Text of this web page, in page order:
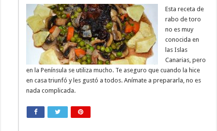
Esta receta de
rabo de toro
no es muy
conocida en
las Islas
Canarias, pero
en la Península se utiliza mucho. Te aseguro que cuando la hice
en casa triunfó y les gustó a todos. Anímate a prepararla, no es
nada complicada.